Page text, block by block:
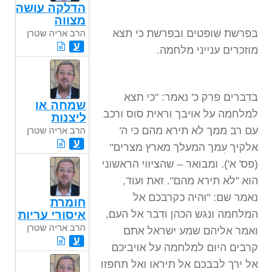
בפרשת שופטים ובפרשת כי תצא
מוזכרים ענייני מלחמה.
בדברים פרק כ' נאמר: "כי תצא
למלחמה על אויבך וראית סוס ורכב
עם רב ממך לא תירא מהם כי ה'
אלקיך עִמך המעלך מארץ מצרים"
(פס' א'). ומבואר – שהציווי הראשוני
הוא "לא תירא מהם". זאת ועוד,
נאמר שם: "והיה כקרבכם אל
המלחמה ונגש הכהן ודִבר אל העם,
ואמר אליהם שמע ישראל אתם
קרבים היום למלחמה על אויביכם
אל ירך לבבכם אל תיראו ואל תחפזו
הדלקה עושה
מצווה
הרב אריה שטרן
ע
שמחה או
ליצנות
הרב אריה שטרן
ע
חומרת
איסורי עריות
הרב אריה שטרן
ע